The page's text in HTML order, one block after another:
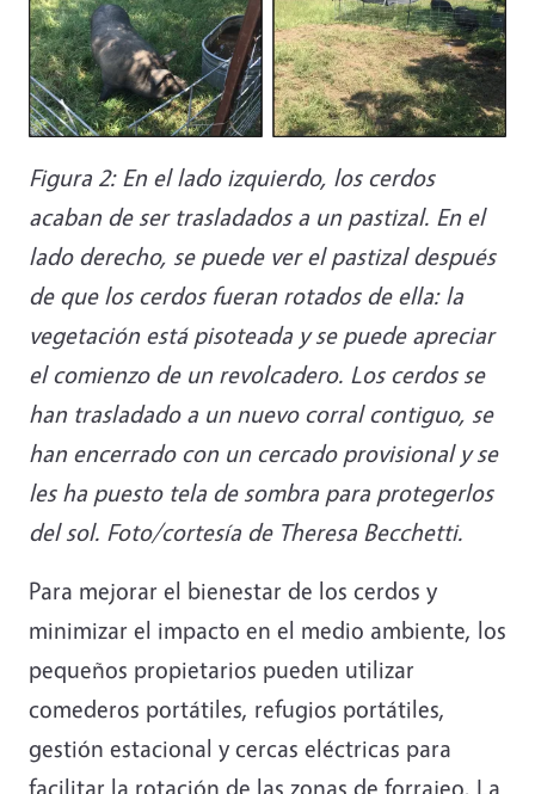
Figura 2: En el lado izquierdo, los cerdos
acaban de ser trasladados a un pastizal. En el
lado derecho, se puede ver el pastizal después
de que los cerdos fueran rotados de ella: la
vegetación está pisoteada y se puede apreciar
el comienzo de un revolcadero. Los cerdos se
han trasladado a un nuevo corral contiguo, se
han encerrado con un cercado provisional y se
les ha puesto tela de sombra para protegerlos
del sol. Foto/cortesía de Theresa Becchetti.
Para mejorar el bienestar de los cerdos y
minimizar el impacto en el medio ambiente, los
pequeños propietarios pueden utilizar
comederos portátiles, refugios portátiles,
gestión estacional y cercas eléctricas para
facilitar la rotación de las zonas de forrajeo. La